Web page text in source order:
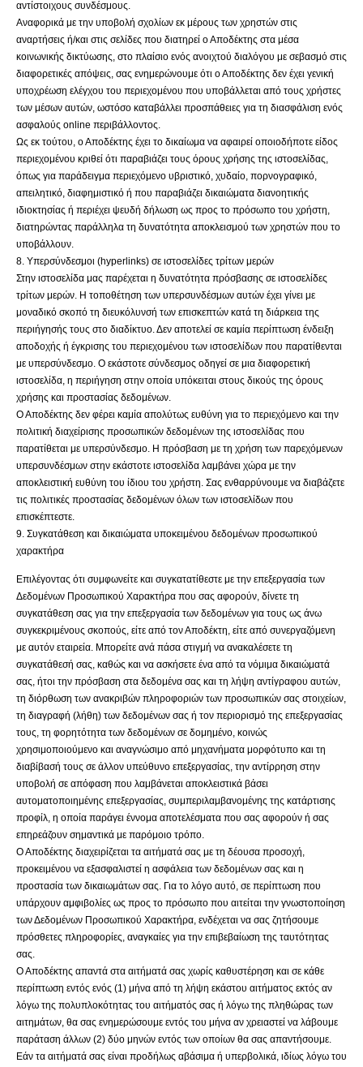
αντίστοιχους συνδέσμους.
Αναφορικά με την υποβολή σχολίων εκ μέρους των χρηστών στις
αναρτήσεις ή/και στις σελίδες που διατηρεί ο Αποδέκτης στα μέσα
κοινωνικής δικτύωσης, στο πλαίσιο ενός ανοιχτού διαλόγου με σεβασμό στις
διαφορετικές απόψεις, σας ενημερώνουμε ότι ο Αποδέκτης δεν έχει γενική
υποχρέωση ελέγχου του περιεχομένου που υποβάλλεται από τους χρήστες
των μέσων αυτών, ωστόσο καταβάλλει προσπάθειες για τη διασφάλιση ενός
ασφαλούς online περιβάλλοντος.
Ως εκ τούτου, ο Αποδέκτης έχει το δικαίωμα να αφαιρεί οποιοδήποτε είδος
περιεχομένου κριθεί ότι παραβιάζει τους όρους χρήσης της ιστοσελίδας,
όπως για παράδειγμα περιεχόμενο υβριστικό, χυδαίο, πορνογραφικό,
απειλητικό, διαφημιστικό ή που παραβιάζει δικαιώματα διανοητικής
ιδιοκτησίας ή περιέχει ψευδή δήλωση ως προς το πρόσωπο του χρήστη,
διατηρώντας παράλληλα τη δυνατότητα αποκλεισμού των χρηστών που το
υποβάλλουν.
8. Υπερσύνδεσμοι (hyperlinks) σε ιστοσελίδες τρίτων μερών
Στην ιστοσελίδα μας παρέχεται η δυνατότητα πρόσβασης σε ιστοσελίδες
τρίτων μερών. Η τοποθέτηση των υπερσυνδέσμων αυτών έχει γίνει με
μοναδικό σκοπό τη διευκόλυνσή των επισκεπτών κατά τη διάρκεια της
περιήγησής τους στο διαδίκτυο. Δεν αποτελεί σε καμία περίπτωση ένδειξη
αποδοχής ή έγκρισης του περιεχομένου των ιστοσελίδων που παρατίθενται
με υπερσύνδεσμο. Ο εκάστοτε σύνδεσμος οδηγεί σε μια διαφορετική
ιστοσελίδα, η περιήγηση στην οποία υπόκειται στους δικούς της όρους
χρήσης και προστασίας δεδομένων.
Ο Αποδέκτης δεν φέρει καμία απολύτως ευθύνη για το περιεχόμενο και την
πολιτική διαχείρισης προσωπικών δεδομένων της ιστοσελίδας που
παρατίθεται με υπερσύνδεσμο. Η πρόσβαση με τη χρήση των παρεχόμενων
υπερσυνδέσμων στην εκάστοτε ιστοσελίδα λαμβάνει χώρα με την
αποκλειστική ευθύνη του ίδιου του χρήστη. Σας ενθαρρύνουμε να διαβάζετε
τις πολιτικές προστασίας δεδομένων όλων των ιστοσελίδων που
επισκέπτεστε.
9. Συγκατάθεση και δικαιώματα υποκειμένου δεδομένων προσωπικού
χαρακτήρα
Επιλέγοντας ότι συμφωνείτε και συγκατατίθεστε με την επεξεργασία των
Δεδομένων Προσωπικού Χαρακτήρα που σας αφορούν, δίνετε τη
συγκατάθεση σας για την επεξεργασία των δεδομένων για τους ως άνω
συγκεκριμένους σκοπούς, είτε από τον Αποδέκτη, είτε από συνεργαζόμενη
με αυτόν εταιρεία. Μπορείτε ανά πάσα στιγμή να ανακαλέσετε τη
συγκατάθεσή σας, καθώς και να ασκήσετε ένα από τα νόμιμα δικαιώματά
σας, ήτοι την πρόσβαση στα δεδομένα σας και τη λήψη αντίγραφου αυτών,
τη διόρθωση των ανακριβών πληροφοριών των προσωπικών σας στοιχείων,
τη διαγραφή (λήθη) των δεδομένων σας ή τον περιορισμό της επεξεργασίας
τους, τη φορητότητα των δεδομένων σε δομημένο, κοινώς
χρησιμοποιούμενο και αναγνώσιμο από μηχανήματα μορφότυπο και τη
διαβίβασή τους σε άλλον υπεύθυνο επεξεργασίας, την αντίρρηση στην
υποβολή σε απόφαση που λαμβάνεται αποκλειστικά βάσει
αυτοματοποιημένης επεξεργασίας, συμπεριλαμβανομένης της κατάρτισης
προφίλ, η οποία παράγει έννομα αποτελέσματα που σας αφορούν ή σας
επηρεάζουν σημαντικά με παρόμοιο τρόπο.
Ο Αποδέκτης διαχειρίζεται τα αιτήματά σας με τη δέουσα προσοχή,
προκειμένου να εξασφαλιστεί η ασφάλεια των δεδομένων σας και η
προστασία των δικαιωμάτων σας. Για το λόγο αυτό, σε περίπτωση που
υπάρχουν αμφιβολίες ως προς το πρόσωπο που αιτείται την γνωστοποίηση
των Δεδομένων Προσωπικού Χαρακτήρα, ενδέχεται να σας ζητήσουμε
πρόσθετες πληροφορίες, αναγκαίες για την επιβεβαίωση της ταυτότητας
σας.
Ο Αποδέκτης απαντά στα αιτήματά σας χωρίς καθυστέρηση και σε κάθε
περίπτωση εντός ενός (1) μήνα από τη λήψη εκάστου αιτήματος εκτός αν
λόγω της πολυπλοκότητας του αιτήματός σας ή λόγω της πληθώρας των
αιτημάτων, θα σας ενημερώσουμε εντός του μήνα αν χρειαστεί να λάβουμε
παράταση άλλων (2) δύο μηνών εντός των οποίων θα σας απαντήσουμε.
Εάν τα αιτήματά σας είναι προδήλως αβάσιμα ή υπερβολικά, ιδίως λόγω του